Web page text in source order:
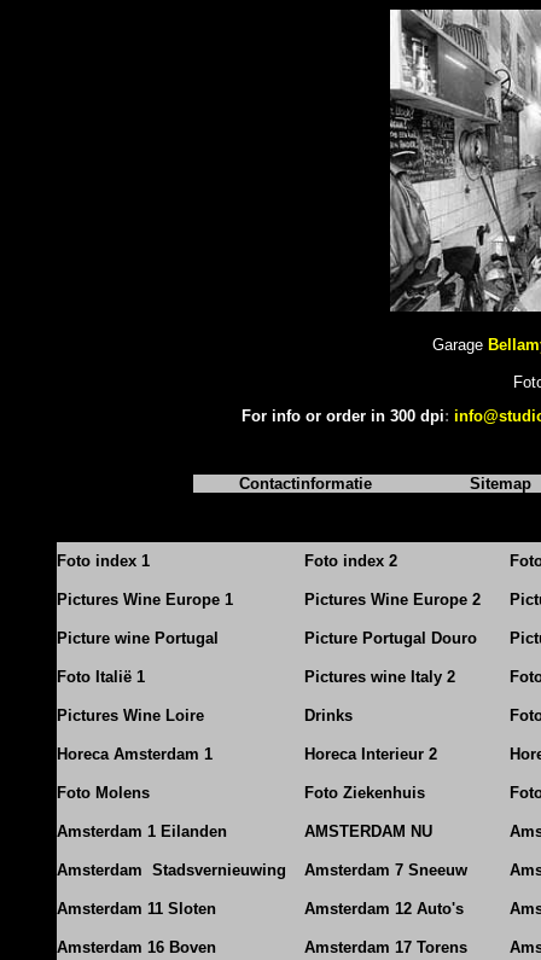
Garage
For info or order in 300 dpi:
Contactinformatie Sitemap
Foto index 1 Foto index 2
Pictures Wine Europe 1 Pictures Wine Europe 2
Picture wine Portugal Picture Portugal Douro
Foto Italië 1 Pictures wine Italy 2
Pictures Wine Loire Drinks
Horeca Amsterdam 1 Horeca Interieur 2
Foto Molens Foto Ziekenhuis
Amsterdam 1 Eilanden AMSTERDAM NU
Amsterdam Stadsvernieuwing Amsterdam 7 Sneeuw
Amsterdam 11 Sloten Amsterdam 12 Auto's
Amsterdam 16 Boven Amsterdam 17 Torens